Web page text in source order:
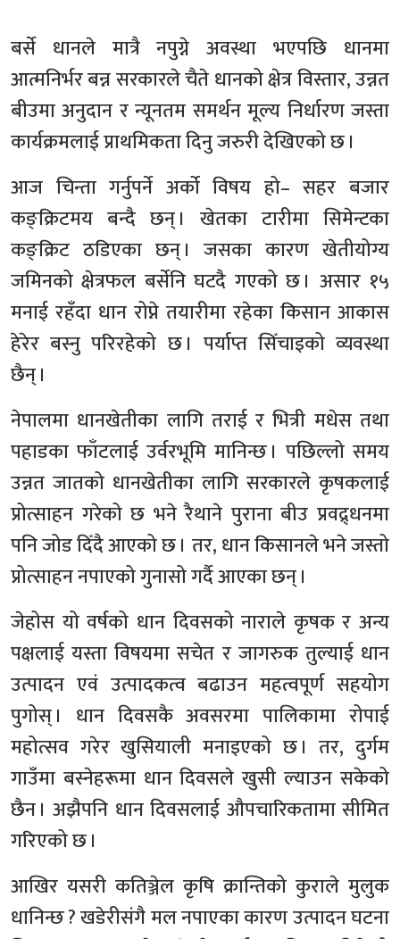
बर्से धानले मात्रै नपुग्ने अवस्था भएपछि धानमा
आत्मनिर्भर बन्न सरकारले चैते धानको क्षेत्र विस्तार, उन्नत
बीउमा अनुदान र न्यूनतम समर्थन मूल्य निर्धारण जस्ता
कार्यक्रमलाई प्राथमिकता दिनु जरुरी देखिएको छ ।
आज चिन्ता गर्नुपर्ने अर्को विषय हो– सहर बजार
कङ्क्रिटमय बन्दै छन् । खेतका टारीमा सिमेन्टका
कङ्क्रिट ठडिएका छन् । जसका कारण खेतीयोग्य
जमिनको क्षेत्रफल बर्सेनि घटदै गएको छ । असार १५
मनाई रहँदा धान रोप्ने तयारीमा रहेका किसान आकास
हेरेर बस्नु परिरहेको छ । पर्याप्त सिँचाइको व्यवस्था
छैन् ।
नेपालमा धानखेतीका लागि तराई र भित्री मधेस तथा
पहाडका फाँटलाई उर्वरभूमि मानिन्छ । पछिल्लो समय
उन्नत जातको धानखेतीका लागि सरकारले कृषकलाई
प्रोत्साहन गरेको छ भने रैथाने पुराना बीउ प्रवद्र्धनमा
पनि जोड दिँदै आएको छ । तर, धान किसानले भने जस्तो
प्रोत्साहन नपाएको गुनासो गर्दै आएका छन् ।
जेहोस यो वर्षको धान दिवसको नाराले कृषक र अन्य
पक्षलाई यस्ता विषयमा सचेत र जागरुक तुल्याई धान
उत्पादन एवं उत्पादकत्व बढाउन महत्वपूर्ण सहयोग
पुगोस् । धान दिवसकै अवसरमा पालिकामा रोपाई
महोत्सव गरेर खुसियाली मनाइएको छ । तर, दुर्गम
गाउँमा बस्नेहरूमा धान दिवसले खुसी ल्याउन सकेको
छैन । अझैपनि धान दिवसलाई औपचारिकतामा सीमित
गरिएको छ ।
आखिर यसरी कतिञ्जेल कृषि क्रान्तिको कुराले मुलुक
धानिन्छ ? खडेरीसंगै मल नपाएका कारण उत्पादन घटना